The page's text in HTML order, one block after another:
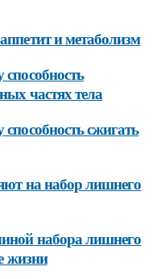
и метаболизм
частях тела
сжигать
на набор лишнего
набора лишнего
жизни